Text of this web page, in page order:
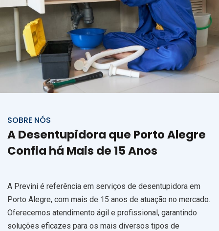
SOBRE NÓS
A Desentupidora que Porto Alegre
Confia há Mais de 15 Anos
A Previni é referência em serviços de desentupidora em
Porto Alegre, com mais de 15 anos de atuação no mercado.
Oferecemos atendimento ágil e profissional, garantindo
soluções eficazes para os mais diversos tipos de